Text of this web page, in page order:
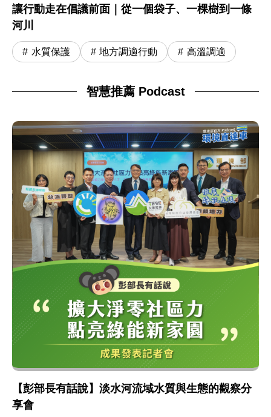
讓行動走在倡議前面｜從一個袋子、一棵樹到一條
河川
水質保護 地方調適行動 高溫調適
智慧推薦 Podcast
【彭部長有話說】淡水河流域水質與生態的觀察分
享會